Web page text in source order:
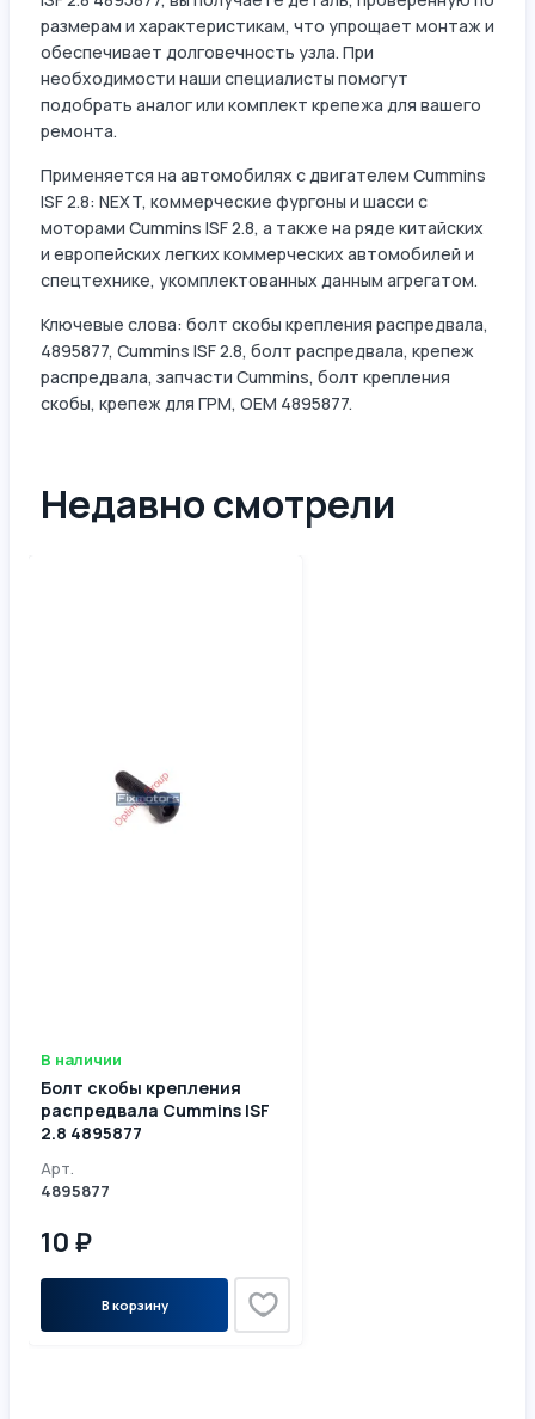
размерам и характеристикам, что упрощает монтаж и
обеспечивает долговечность узла. При
необходимости наши специалисты помогут
подобрать аналог или комплект крепежа для вашего
ремонта.
Применяется на автомобилях с двигателем Cummins
ISF 2.8: NEXT, коммерческие фургоны и шасси с
моторами Cummins ISF 2.8, а также на ряде китайских
и европейских легких коммерческих автомобилей и
спецтехнике, укомплектованных данным агрегатом.
Ключевые слова: болт скобы крепления распредвала,
4895877, Cummins ISF 2.8, болт распредвала, крепеж
распредвала, запчасти Cummins, болт крепления
скобы, крепеж для ГРМ, OEM 4895877.
Недавно смотрели
В наличии
Болт скобы крепления
распредвала Cummins ISF
2.8 4895877
Арт.
4895877
10 ₽
В корзину